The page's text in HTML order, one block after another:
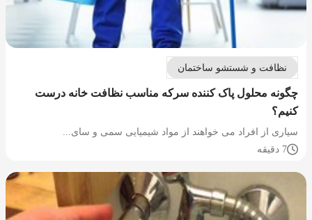
نظافت و شستشو ساختمان
چگونه محلول پاک کننده سرکه مناسب نظافت خانه درست
کنیم؟
سیاری از افراد می خواهند از مواد شیمیایی سمی و سای...
7 دقیقه